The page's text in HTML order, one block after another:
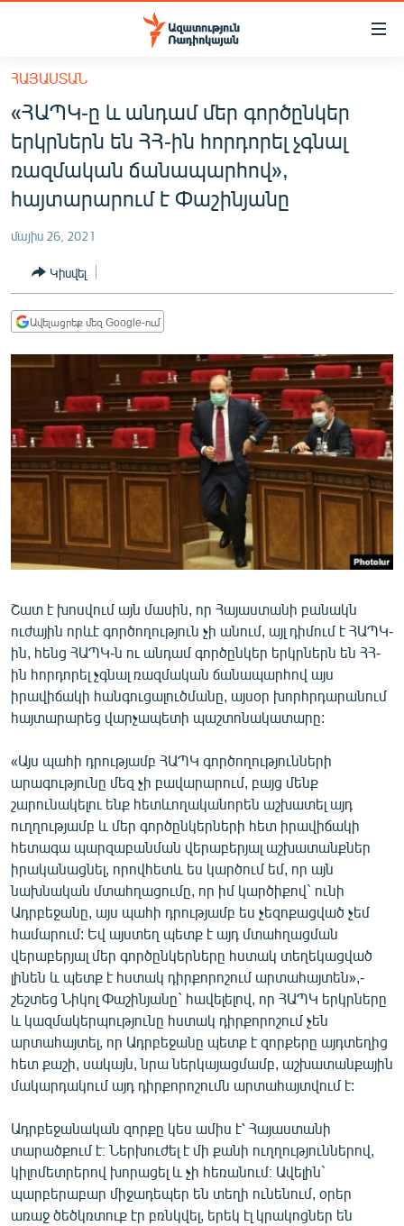
Մատչելիության
հիմնական
բովանդակությանը
Անցնել
հիմնական
մենյուին
Որոնում
ՀԱՅԱՍՏԱՆ
ՔԱՂԱՔԱԿԱՆ
ԸՆՏՐՈՒԹՅՈՒՆՆԵՐ 2026
ՏՆՏԵՍՈՒԹՅՈՒՆ
ՂԱՐԱԲԱՂ
ՊԱՏԵՐԱԶՄԻ 6 ՇԱԲԱԹՆԵՐԸ
ՏԱՐԱԾԱՇՐՋԱՆ
ՄԻՋԱԶԳԱՅԻՆ
ՄՇԱԿՈՒՅԹ
ՍՊՈՐՏ
ՄԵԿՆԱԲԱՆՈՒԹՅՈՒՆ
ՏՏ ԵՒ ԻՆՏԵՐՆԵՏ
ԱՐԽԻՎ
ՏԵՍԱՆՅՈՒԹԵՐ
ԲԱՆԱՎԵՃ
ՁԳՏԵԼՈՎ ԼԱՎԱԳՈՒՅՆԻՆ
Հայերեն
English
Русский
ՀԵՏԵՎԵՔ ՄԵԶ
«Ազատության» բոլոր կայքերը
ՀԱՅԱՍՏԱՆ
«ՀԱՊԿ-ը և անդամ մեր գործընկեր
երկրներն են ՀՀ-ին հորդորել չգնալ
ռազմական ճանապարհով»,
հայտարարում է Փաշինյանը
մայիս 26, 2021
Կիսվել
Ավելացրեք մեզ Google-ում
Շատ է խոսվում այն մասին, որ Հայաստանի բանակն
ուժային որևէ գործողություն չի անում, այլ դիմում է ՀԱՊԿ-
ին, հենց ՀԱՊԿ-ն ու անդամ գործընկեր երկրներն են ՀՀ-
ին հորդորել չգնալ ռազմական ճանապարհով այս
իրավիճակի հանգուցալուծմանը, այսօր խորհրդարանում
հայտարարեց վարչապետի պաշտոնակատարը:
«Այս պահի դրությամբ ՀԱՊԿ գործողությունների
արագությունը մեզ չի բավարարում, բայց մենք
շարունակելու ենք հետևողականորեն աշխատել այդ
ուղղությամբ և մեր գործընկերների հետ իրավիճակի
հետագա պարզաբանման վերաբերյալ աշխատանքներ
իրականացնել, որովհետև ես կարծում եմ, որ այն
նախնական մտահղացումը, որ իմ կարծիքով` ունի
Ադրբեջանը, այս պահի դրությամբ ես չեզոքացված չեմ
համարում: Եվ այստեղ պետք է այդ մտահղացման
վերաբերյալ մեր գործընկերները հստակ տեղեկացված
լինեն և պետք է հստակ դիրքորոշում արտահայտեն»,-
շեշտեց Նիկոլ Փաշինյանը` հավելելով, որ ՀԱՊԿ երկրները
և կազմակերպությունը հստակ դիրքորոշում չեն
արտահայտել, որ Ադրբեջանը պետք է զորքերը այդտեղից
հետ քաշի, սակայն, նրա ներկայացմամբ, աշխատանքային
մակարդակում այդ դիրքորոշումն արտահայտվում է:
Ադրբեջանական զորքը կես ամիս է՝ Հայաստանի
տարածքում է։ Ներխուժել է մի քանի ուղղություններով,
կիլոմետրերով խորացել և չի հեռանում։ Ավելին`
պարբերաբար միջադեպեր են տեղի ունենում, օրեր
առաջ ծեծկռտուք էր բռնկվել, երեկ էլ կրակոցներ են